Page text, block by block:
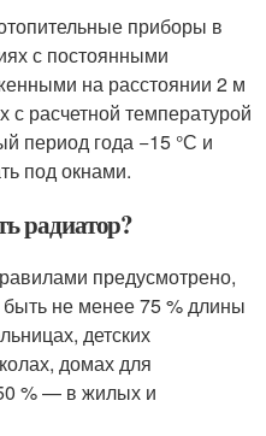
приборы в
с постоянными
на расстоянии 2 м
с расчетной температурой
период года −15 °С и
под окнами.
радиатор?
предусмотрено,
не менее 75 % длины
детских
домах для
% — в жилых и